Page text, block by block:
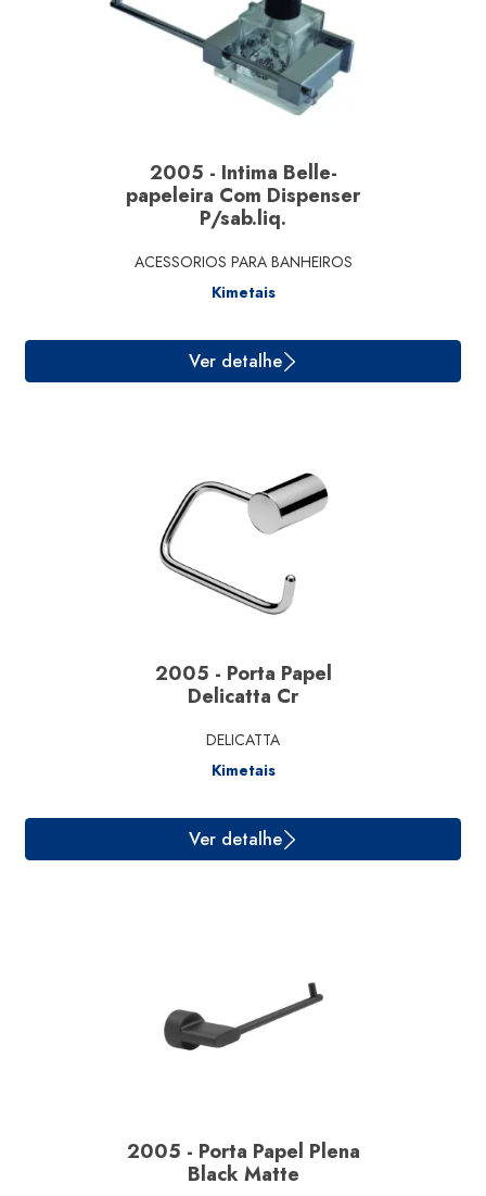
Ver detalhe
2005 - Intima Belle-
papeleira Com Dispenser
P/sab.liq.
ACESSORIOS PARA BANHEIROS
Kimetais
Ver detalhe
2005 - Porta Papel
Delicatta Cr
DELICATTA
Kimetais
2005 - Porta Papel Plena
Black Matte